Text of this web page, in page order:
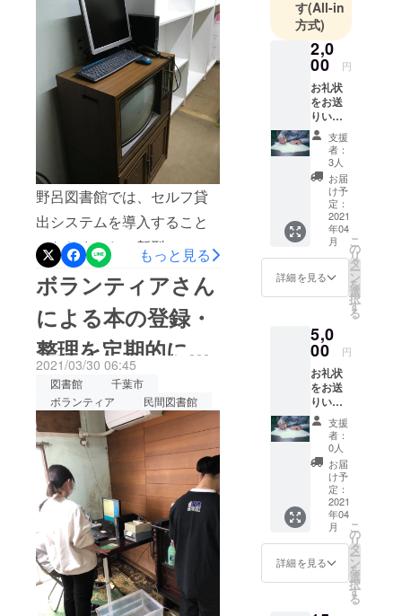
さったのは、近所に住むマ
マさんと２人のお子さん
で、さっそく絵本を借りて
いきました。また、お隣の
方や、本好きの方などもい
らしてくれて、終始賑やか
な感じでオープン当日を終
えることができました。ク
ラウドファンディングで
ネーミングライツが決まる
までは、仮称で「野呂団地
あおぞら図書館」と名付
け、玄関入ってすぐに本棚
を置いてあるので、青空を
感じながら本を選んでいた
だきたいと思います。皆様
がもっと快適に、過ごして
いただくために、看板の設
置や天井の黒カビをきれい
にしたいと思っております
ので、残り11日ではありま
すが、引き続きご支援また
は拡散いていただけると嬉
しいです。
野呂図書館では、セルフ貸
出システムを導入すること
になりました。新型コロナ
ウイルス対策ということも
あり、スタッフと利用者が
できるだけ直接接触しない
ように工夫しております。
会員証は発行して頂く必要
はありますが、会員証さえ
持っていれば、本と会員証
のバーコードをスキャンす
るだけで、簡単に貸出・返
却を行うことができます。
もっと見る
ボランティアさん
による本の登録・
整理を定期的に
行っております
2021/03/30 06:45
図書館
千葉市
ボランティア
民間図書館
市・地域・
まちが活性
化される事
により、日
本全体を元
気にしたい
という想い
で活動をし
ています。
私たちが考
えるまちづ
くりとは、
「そこに住
む人々が、
対して誇り
と愛着を持
ち、風土や
歴史を元
に、文化の
創造と経済
の自立を目
指し続ける
す。
まちづくり
【そこに住
あり、【街
す(All-in
方式)
2,0
00 円
お礼状
をお送
りいた
しま
す。支援
者：
3人
お届
け予
定：
2021
年04
月
詳細を見る
こ
の
リ
タ
ー
ン
を
選
択
す
る
5,0
00 円
お礼状
をお送
りいた
しま
す。 支
援者と
して、
HPにお
名前と
コメン
トを掲
載させ
ていた
だきま
す。 ※
備考欄
支援
者：
0人
お届
け予
定：
2021
年04
月
詳細を見る
こ
の
リ
タ
ー
ン
を
選
択
す
る